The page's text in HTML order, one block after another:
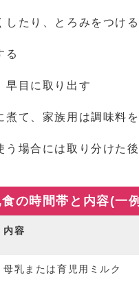
したり、とろみをつける
る
早目に取り出す
煮て、家族用は調味料
う場合には取り分けた
の時間帯と内容(一例
内容
母乳または育児用ミルク